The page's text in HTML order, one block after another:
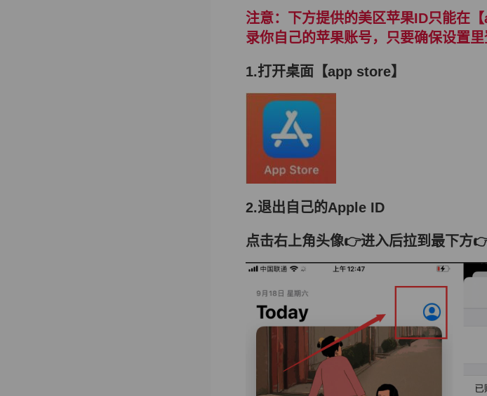
注意：下方提供的美区苹果ID只能在
录你自己的苹果账号，只要确保设置
1.打开桌面【app store】
2.退出自己的Apple ID
点击右上角头像👉进入后拉到最下方